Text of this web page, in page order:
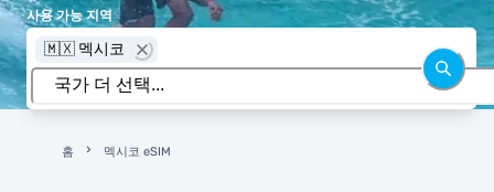
사용 가능 지역
🇲🇽 멕시코
홈 멕시코 eSIM